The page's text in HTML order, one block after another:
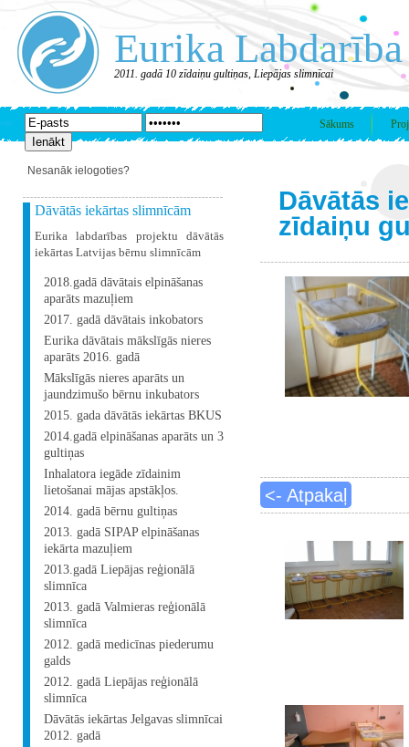
Eurika Labdarība
2011. gadā 10 zīdaiņu gultiņas, Liepājas slimnīcai
Sākums
Nesanāk ielogoties?
Dāvātās iekārtas slimnīcām
Eurika labdarības projektu dāvātās
iekārtas Latvijas bērnu slimnīcām
2018.gadā dāvātais elpināšanas
aparāts mazuļiem
2017. gadā dāvātais inkobators
Eurika dāvātais mākslīgās nieres
aparāts 2016. gadā
Mākslīgās nieres aparāts un
jaundzimušo bērnu inkubators
2015. gada dāvātās iekārtas BKUS
2014.gadā elpināšanas aparāts un 3
gultiņas
Inhalatora iegāde zīdainim
lietošanai mājas apstākļos.
2014. gadā bērnu gultiņas
2013. gadā SIPAP elpināšanas
iekārta mazuļiem
2013.gadā Liepājas reģionālā
slimnīca
2013. gadā Valmieras reģionālā
slimnīca
2012. gadā medicīnas piederumu
galds
2012. gadā Liepājas reģionālā
slimnīca
Dāvātās iekārtas Jelgavas slimnīcai
2012. gadā
Dāvātās
zīdaiņu
<- Atpakaļ